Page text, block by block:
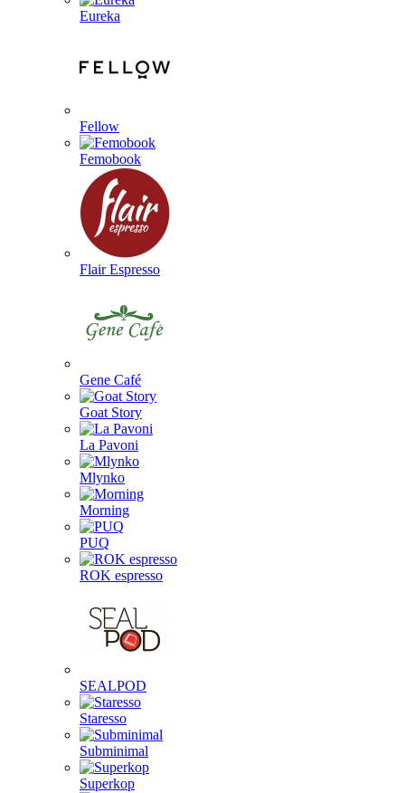
Eureka
Fellow
Femobook
Flair Espresso
Gene Café
Goat Story
La Pavoni
Mlynko
Morning
PUQ
ROK espresso
SEALPOD
Staresso
Subminimal
Superkop